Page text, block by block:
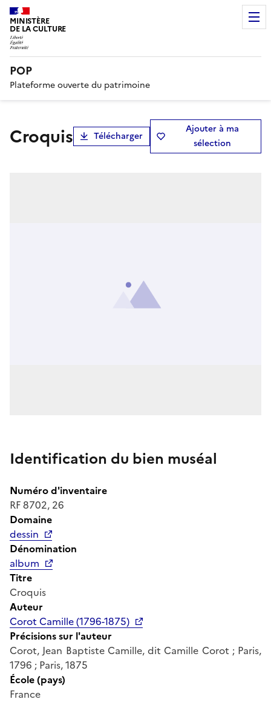
MINISTÈRE
DE LA CULTURE
POP
Plateforme ouverte du patrimoine
Croquis Télécharger
Ajouter à ma
sélection
Identification du bien muséal
Numéro d'inventaire
RF 8702, 26
Domaine
dessin
Dénomination
album
Titre
Croquis
Auteur
Corot Camille (1796-1875)
Précisions sur l'auteur
Corot, Jean Baptiste Camille, dit Camille Corot ; Paris,
1796 ; Paris, 1875
École (pays)
France